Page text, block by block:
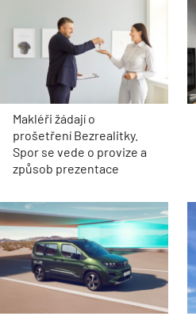
Makléři žádají o
prošetření Bezrealitky.
Spor se vede o provize a
způsob prezentace